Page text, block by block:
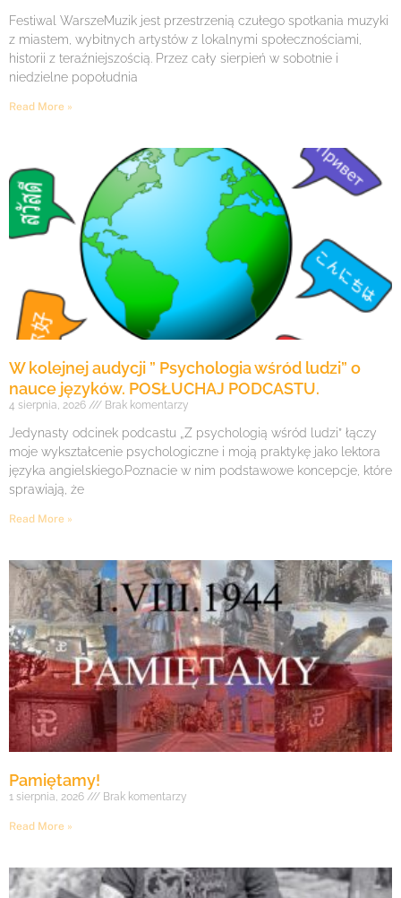
Festiwal WarszeMuzik jest przestrzenią czułego spotkania muzyki
z miastem, wybitnych artystów z lokalnymi społecznościami,
historii z teraźniejszością. Przez cały sierpień w sobotnie i
niedzielne popołudnia
Read More »
W kolejnej audycji ” Psychologia wśród ludzi” o
nauce języków. POSŁUCHAJ PODCASTU.
4 sierpnia, 2026 Brak komentarzy
Jedynasty odcinek podcastu „Z psychologią wśród ludzi” łączy
moje wykształcenie psychologiczne i moją praktykę jako lektora
języka angielskiego.Poznacie w nim podstawowe koncepcje, które
sprawiają, że
Read More »
Pamiętamy!
1 sierpnia, 2026 Brak komentarzy
Read More »